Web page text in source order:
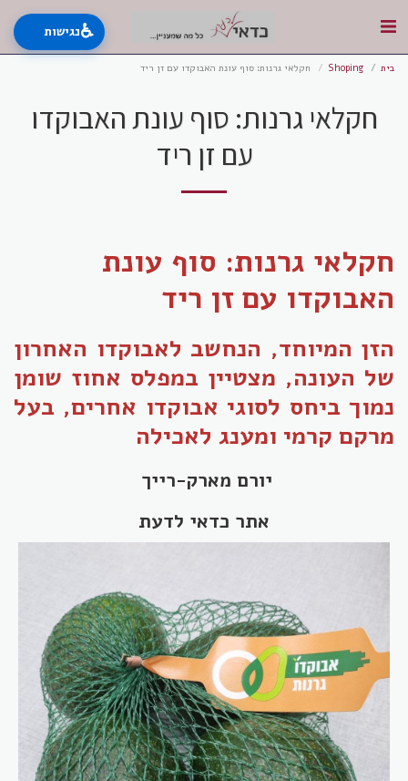
בית Shoping חקלאי גרנות: סוף עונת האבוקדו עם זן ריד
חקלאי גרנות: סוף עונת האבוקדו
עם זן ריד
חקלאי גרנות: סוף עונת
האבוקדו עם זן ריד
הזן המיוחד, הנחשב לאבוקדו האחרון
של העונה, מצטיין במפלס אחוז שומן
נמוך ביחס לסוגי אבוקדו אחרים, בעל
מרקם קרמי ומענג לאכילה
יורם מארק-רייך
אתר כדאי לדעת
♿נגישות